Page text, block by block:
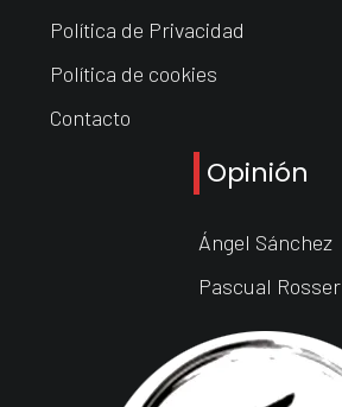
Política de Privacidad
Política de cookies
Contacto
Opinión
Ángel Sánchez
Pascual Rosser